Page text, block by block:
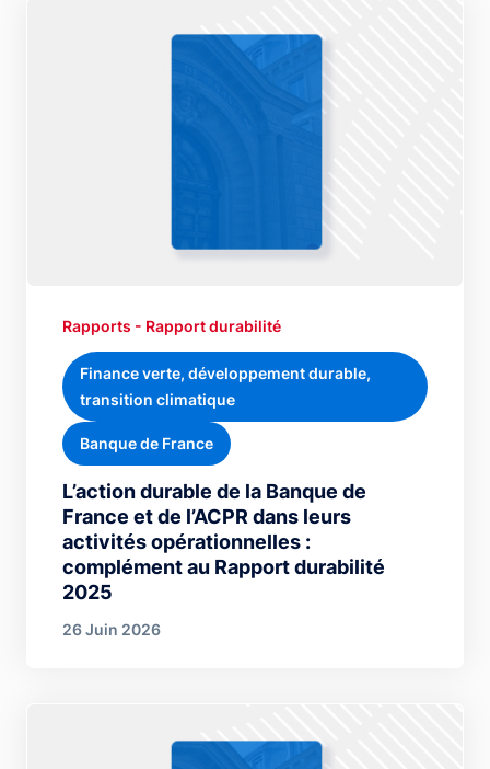
L’action durable de la Banque de
France et de l’ACPR dans leurs
activités opérationnelles :
complément au Rapport durabilité
2025
Rapports - Rapport durabilité
Finance verte, développement durable,
transition climatique
Banque de France
26 Juin 2026